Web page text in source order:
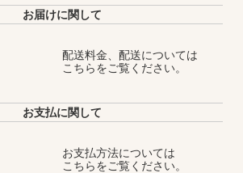
お届けに関して
配送料金、配送については
こちらをご覧ください。
お支払に関して
お支払方法については
こちらをご覧ください。